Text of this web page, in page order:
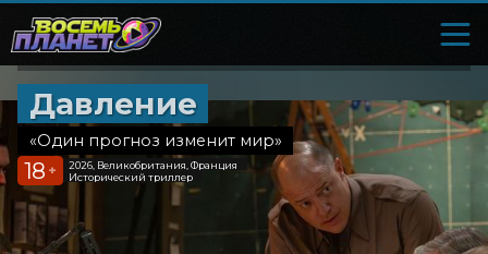
Давление
«Один прогноз изменит мир»
18 +
2026, Великобритания, Франция
Исторический триллер